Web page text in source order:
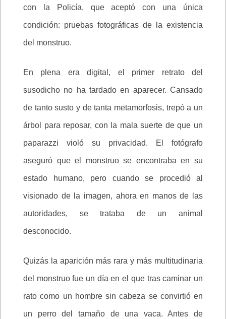
con la Policía, que aceptó con una única
condición: pruebas fotográficas de la existencia
del monstruo.
En plena era digital, el primer retrato del
susodicho no ha tardado en aparecer. Cansado
de tanto susto y de tanta metamorfosis, trepó a un
árbol para reposar, con la mala suerte de que un
paparazzi violó su privacidad. El fotógrafo
aseguró que el monstruo se encontraba en su
estado humano, pero cuando se procedió al
visionado de la imagen, ahora en manos de las
autoridades, se trataba de un animal
desconocido.
Quizás la aparición más rara y más multitudinaria
del monstruo fue un día en el que tras caminar un
rato como un hombre sin cabeza se convirtió en
un perro del tamaño de una vaca. Antes de